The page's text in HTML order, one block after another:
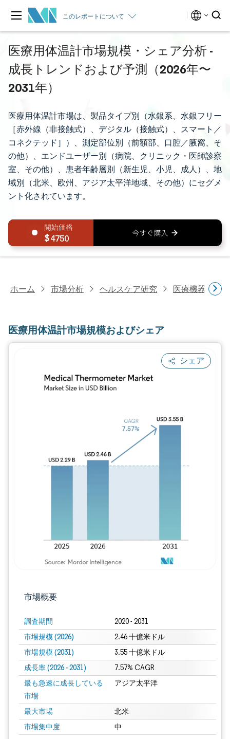
このレポートについて
医療用体温計市場規模・シェア分析 -
成長トレンドおよび予測（2026年〜
2031年）
医療用体温計市場は、製品タイプ別（水銀系、水銀フリー
［赤外線（非接触式）、デジタル（接触式）、スマート／
コネクテッド］）、測定部位別（前額部、口腔／腋窩、そ
の他）、エンドユーザー別（病院、クリニック・医師診察
室、その他）、患者年齢層別（新生児、小児、成人）、地
域別（北米、欧州、アジア太平洋地域、その他）にセグメ
ント化されています。
4750
ホーム 市場分析 ヘルスケア研究 医療機器研究
医療用体温計市場規模およびシェア
シェア
市場概要
調査期間 2020 - 2031
市場規模 (2026) 2.46 十億米ドル
市場規模 (2031) 3.55 十億米ドル
成長率 (2026 - 2031) 7.57% CAGR
最も急速に成長している
市場
アジア太平洋
最大市場 北米
市場集中度 中